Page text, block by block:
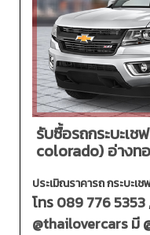
รับซื้อรถกระบะเ
colorado) อ่างท
ประเมิณราคารถ กระบะเ
โทร089 776 5353
@thailovercarsมี